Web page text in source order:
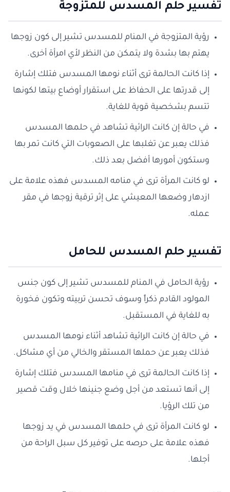
تفسير حلم المسدس للمتزوجة
رؤية المتزوجة في المنام للمسدس تشير إلى كون زوجها
يهتم بها بشدة ولا يتمكن من النظر لأي امرأة أخرى.
إذا كانت الحالمة ترى أثناء نومها المسدس فتلك إشارة
إلى قدرتها على الحفاظ على استقرار أوضاع بيتها لكونها
تتسم بشخصية قوية للغاية.
في حالة إن كانت الرائية تشاهد في حلمها المسدس
فذلك يعبر عن تغلبها على الصعوبات التي كانت تمر بها
وستكون أمورها أفضل بعد ذلك.
لو كانت المرأة ترى في منامه المسدس فهذه علامة على
ازدهار وضعها المعيشي على إثر ترقية زوجها في مقر
عمله.
تفسير حلم المسدس للحامل
رؤية الحامل في المنام للمسدس تشير إلى كون جنس
المولود القادم ذكراً وسوف تحسن تربيته وتكون فخورة
به للغاية في المستقبل.
في حالة إن كانت الرائية تشاهد أثناء نومها المسدس
فذلك يعبر عن حملها المستقر والخالي من أي مشاكل.
إذا كانت الحالمة ترى في منامها المسدس فتلك إشارة
إلى أنها تستعد من أجل وضع جنينها خلال وقت قصير
من تلك الرؤيا.
لو كانت المرأة ترى في حلمها المسدس في يد زوجها
فهذه علامة على حرصه على توفير كل سبل الراحة من
أجلها.